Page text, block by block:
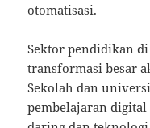
otomatisasi.
Sektor pendidikan
transformasi besar
Sekolah dan
pembelajaran